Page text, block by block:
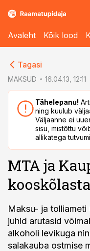
Avaleht Kõik lood
Tagasi
MAKSUD 16.04.13, 12:11
Tähelepanu!
ning kuulub
Väljaanne ei
sisu, mistõttu
allikatega
MTA ja
Maksu- ja
juhid arutasid
alkoholi levikuga
salakauba ostmise